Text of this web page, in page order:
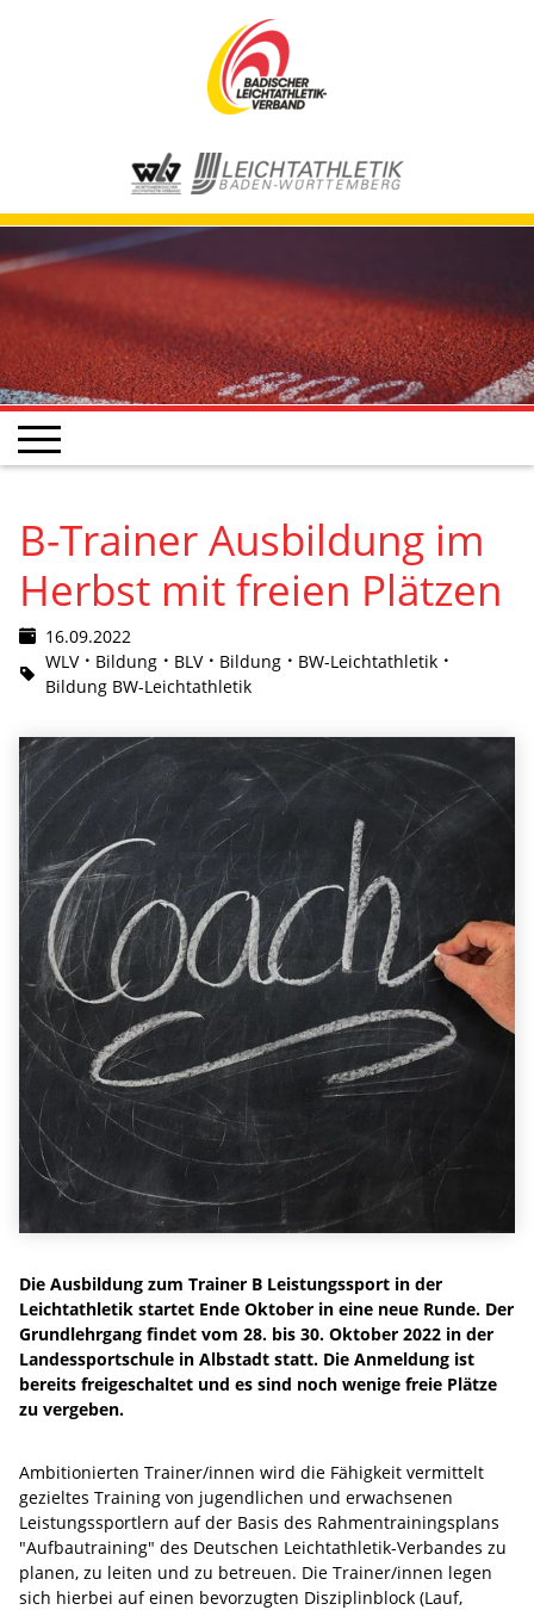
B-Trainer Ausbildung im
Herbst mit freien Plätzen
16.09.2022
WLV
Bildung BLV Bildung
BW-Leichtathletik
Bildung BW-Leichtathletik
Die Ausbildung zum Trainer B Leistungssport in der
Leichtathletik startet Ende Oktober in eine neue Runde. Der
Grundlehrgang findet vom 28. bis 30. Oktober 2022 in der
Landessportschule in Albstadt statt. Die Anmeldung ist
bereits freigeschaltet und es sind noch wenige freie Plätze
zu vergeben.
Ambitionierten Trainer/innen wird die Fähigkeit vermittelt
gezieltes Training von jugendlichen und erwachsenen
Leistungssportlern auf der Basis des Rahmentrainingsplans
"Aufbautraining" des Deutschen Leichtathletik-Verbandes zu
planen, zu leiten und zu betreuen. Die Trainer/innen legen
sich hierbei auf einen bevorzugten Disziplinblock (Lauf,